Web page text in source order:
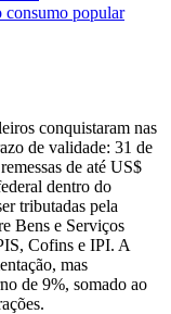
popular
conquistaram nas
de validade: 31 de
de até US$
dentro do
tributadas pela
Bens e Serviços
Cofins e IPI. A
mas
de 9%, somado ao